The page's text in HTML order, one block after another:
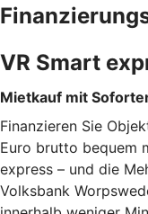
VR Smart
Mietkauf mit
Finanzieren Sie
Euro brutto bequem
express – und die
Volksbank